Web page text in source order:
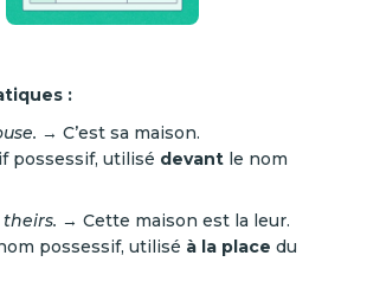
:
→ C’est sa maison.
possessif, utilisé devant le nom
→ Cette maison est la leur.
possessif, utilisé à la place du